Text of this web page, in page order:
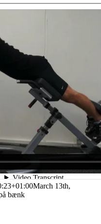
March 13th,
bænk